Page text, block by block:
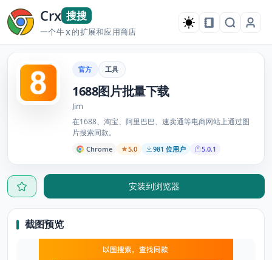
Crx 搜搜
一个牛X的扩展和应用商店
官方 工具
1688图片批量下载
Jim
在1688、淘宝、阿里巴巴、速卖通等电商网站上通过图
片搜索同款。
Chrome 5.0 981 位用户 5.0.1
安装到浏览器
截图预览